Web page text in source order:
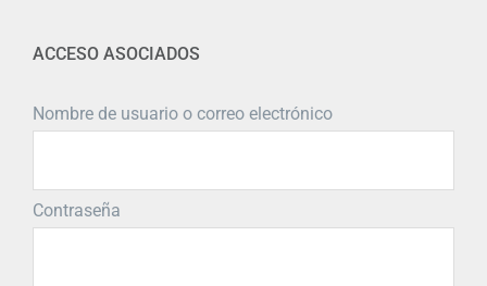
ACCESO ASOCIADOS
Nombre de usuario o correo electrónico
Contraseña